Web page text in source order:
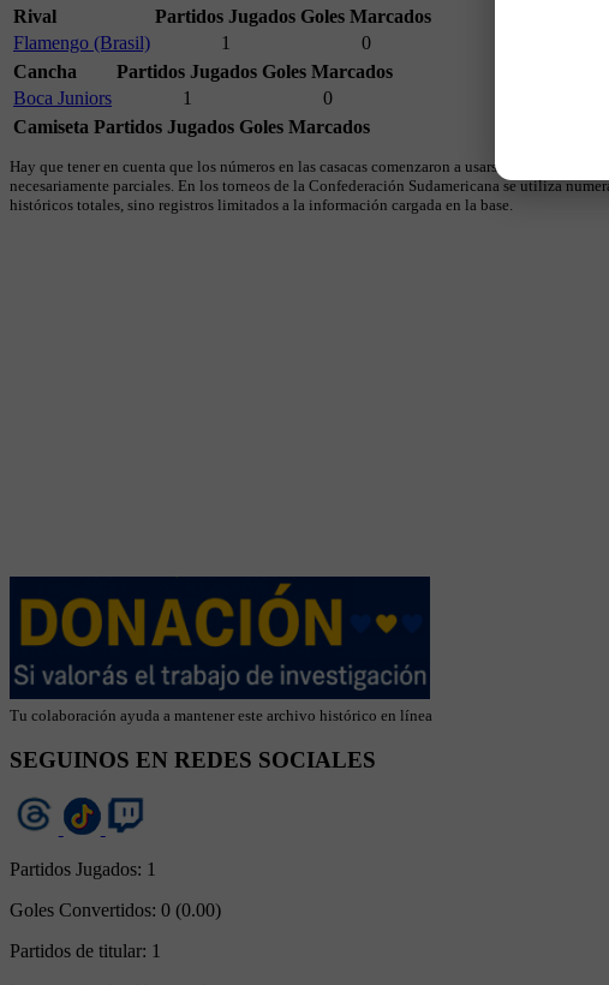
Rival
Partidos Jugados Goles Marcados
Flamengo (Brasil)
1
0
Cancha
Partidos Jugados Goles Marcados
Boca Juniors
1
0
Camiseta Partidos Jugados Goles Marcados
Hay que tener en cuenta que los números en las casacas comenzaron a usarse en 1949 y
necesariamente parciales. En los torneos de la Confederación Sudamericana se utiliza
históricos totales, sino registros limitados a la información cargada en la base.
Tu colaboración ayuda a mantener este archivo histórico en línea
SEGUINOS EN REDES SOCIALES
Partidos Jugados: 1
Goles Convertidos: 0 (0.00)
Partidos de titular: 1